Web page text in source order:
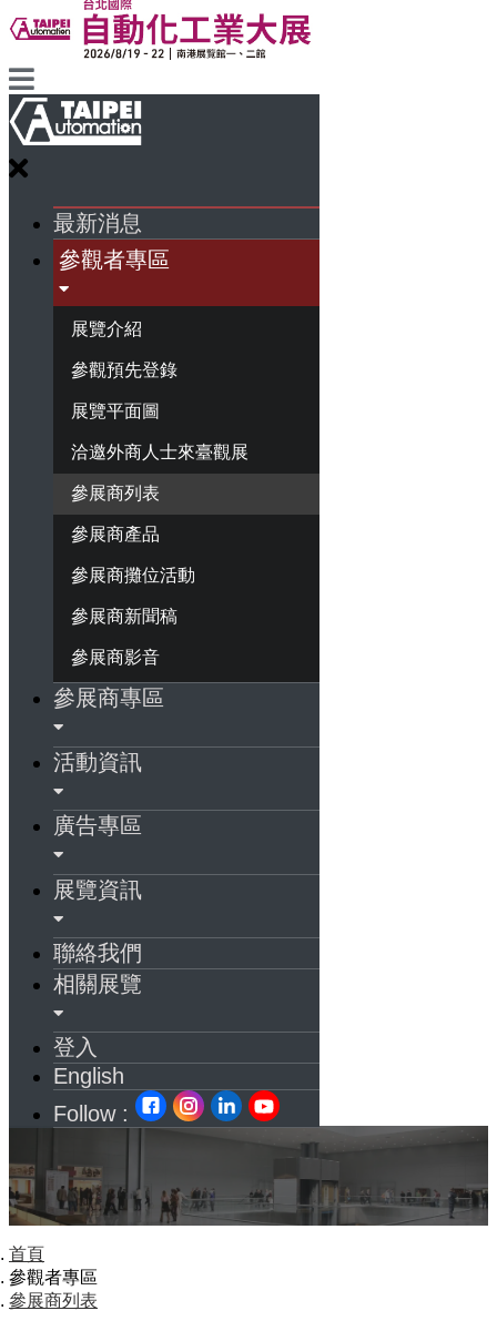
最新消息
參觀者專區
展覽介紹
參觀預先登錄
展覽平面圖
洽邀外商人士來臺觀展
參展商列表
參展商產品
參展商攤位活動
參展商新聞稿
參展商影音
參展商專區
活動資訊
廣告專區
展覽資訊
聯絡我們
相關展覽
登入
English
Follow :
首頁
參觀者專區
參展商列表